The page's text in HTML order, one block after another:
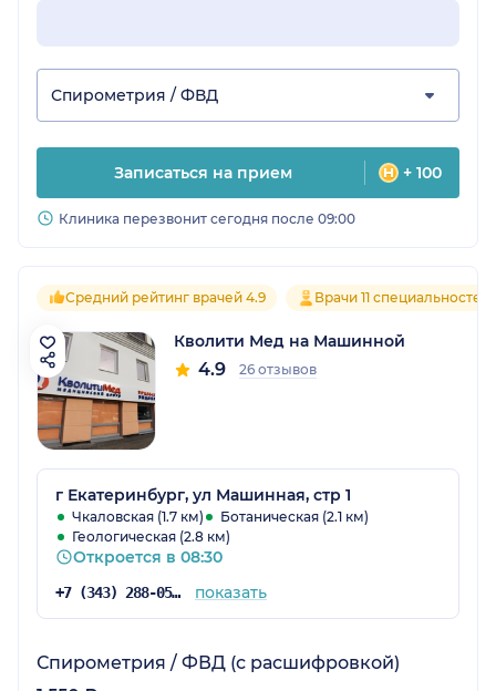
Спирометрия / ФВД
Записаться на прием + 100
Клиника перезвонит сегодня после 09:00
Средний рейтинг врачей 4.9 Врачи 11 специальностей
Кволити Мед на Машинной
4.9 26 отзывов
г Екатеринбург, ул Машинная, стр 1
Чкаловская (1.7 км)
Ботаническая (2.1 км)
Геологическая (2.8 км)
Откроется в 08:30
+7 (343) 288-05-91 показать
Спирометрия / ФВД (с расшифровкой)